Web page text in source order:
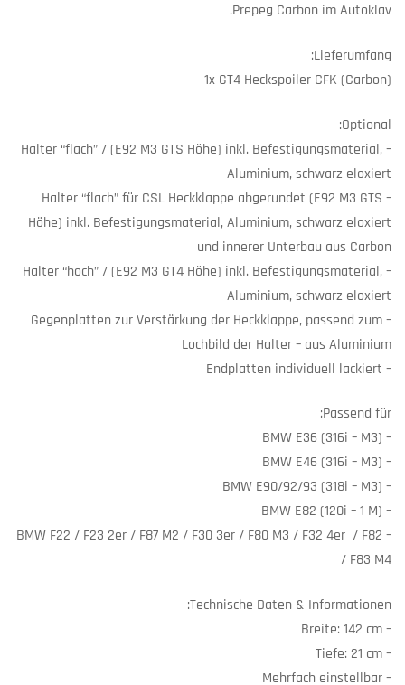
Prepeg Carbon im Autoklav.
Lieferumfang:
1x GT4 Heckspoiler CFK (Carbon)
Optional:
– Halter “flach” / (E92 M3 GTS Höhe) inkl. Befestigungsmaterial,
Aluminium, schwarz eloxiert
– Halter “flach” für CSL Heckklappe abgerundet (E92 M3 GTS
Höhe) inkl. Befestigungsmaterial, Aluminium, schwarz eloxiert
und innerer Unterbau aus Carbon
– Halter “hoch” / (E92 M3 GT4 Höhe) inkl. Befestigungsmaterial,
Aluminium, schwarz eloxiert
– Gegenplatten zur Verstärkung der Heckklappe, passend zum
Lochbild der Halter – aus Aluminium
– Endplatten individuell lackiert
Passend für:
– BMW E36 (316i – M3)
– BMW E46 (316i – M3)
– BMW E90/92/93 (318i – M3)
– BMW E82 (120i – 1 M)
– BMW F22 / F23 2er / F87 M2 / F30 3er / F80 M3 / F32 4er / F82
/ F83 M4
Technische Daten & Informationen:
– Breite: 142 cm
– Tiefe: 21 cm
– Mehrfach einstellbar